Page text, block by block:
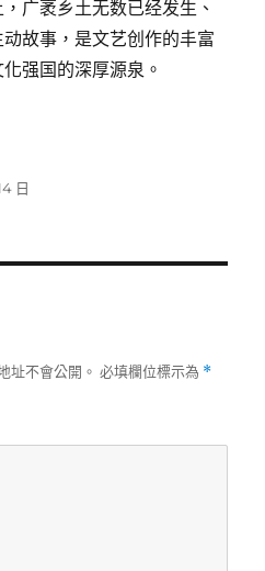
广袤乡土无数已经发生、
故事，是文艺创作的丰富
强国的深厚源泉。
日
址不會公開。 必填欄位標示為 *